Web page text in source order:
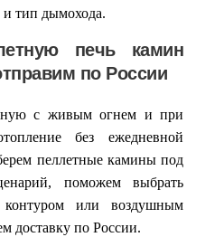
и тип дымохода.
печь камин
по России
с живым огнем и при
без ежедневной
пеллетные каминыпод
поможем выбрать
или воздушным
доставку по России.